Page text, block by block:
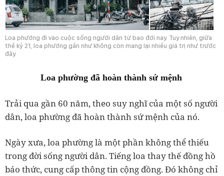
Loa phường đi vào cuộc sống người dân từ bao đời nay. Tuy nhiên, giữa
thế kỷ 21, loa phường gần như không còn mang lại nhiều giá trị như trước
đây.
Loa phường đã hoàn thành sứ mệnh
Trải qua gần 60 năm, theo suy nghĩ của một số người
dân, loa phường đã hoàn thành sứ mệnh của nó.
Ngày xưa, loa phường là một phần không thể thiếu
trong đời sống người dân. Tiếng loa thay thế đồng hồ
báo thức, cung cấp thông tin cộng đồng. Đó không chỉ